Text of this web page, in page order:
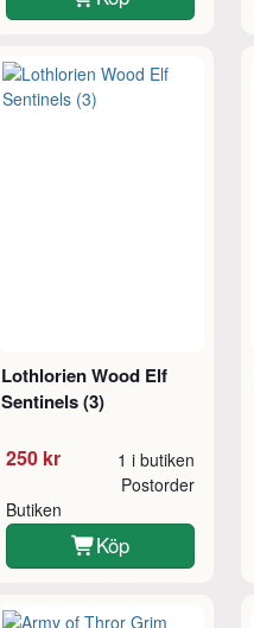
Lothlorien Wood Elf
Sentinels (3)
250 kr 1 i butiken
Butiken
Postorder
Köp